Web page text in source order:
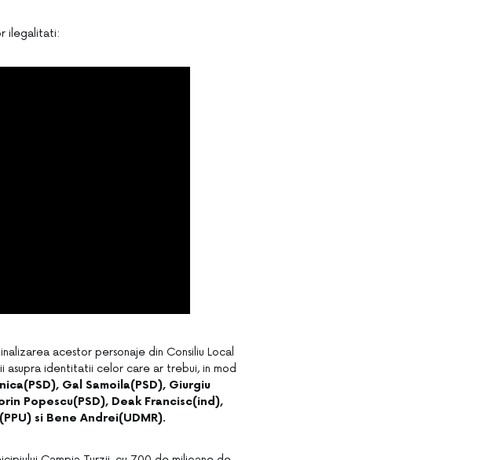
ilegalitati:
acestor personaje din Consiliu Local
asupra identitatii celor care ar trebui, in mod
Gal Samoila(PSD), Giurgiu
Popescu(PSD), Deak Francisc(ind),
si Bene Andrei(UDMR).